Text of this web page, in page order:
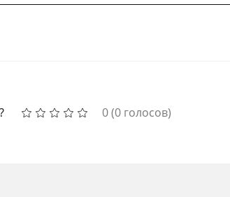
0(0 голосов)